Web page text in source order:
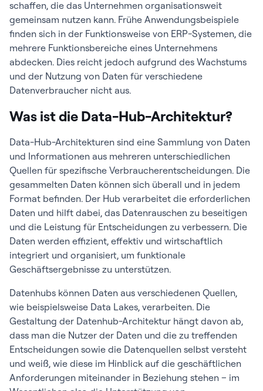
schaffen, die das Unternehmen organisationsweit
gemeinsam nutzen kann. Frühe Anwendungsbeispiele
finden sich in der Funktionsweise von ERP-Systemen, die
mehrere Funktionsbereiche eines Unternehmens
abdecken. Dies reicht jedoch aufgrund des Wachstums
und der Nutzung von Daten für verschiedene
Datenverbraucher nicht aus.
Was ist die Data-Hub-Architektur?
Data-Hub-Architekturen sind eine Sammlung von Daten
und Informationen aus mehreren unterschiedlichen
Quellen für spezifische Verbraucherentscheidungen. Die
gesammelten Daten können sich überall und in jedem
Format befinden. Der Hub verarbeitet die erforderlichen
Daten und hilft dabei, das Datenrauschen zu beseitigen
und die Leistung für Entscheidungen zu verbessern. Die
Daten werden effizient, effektiv und wirtschaftlich
integriert und organisiert, um funktionale
Geschäftsergebnisse zu unterstützen.
Datenhubs können Daten aus verschiedenen Quellen,
wie beispielsweise Data Lakes, verarbeiten. Die
Gestaltung der Datenhub-Architektur hängt davon ab,
dass man die Nutzer der Daten und die zu treffenden
Entscheidungen sowie die Datenquellen selbst versteht
und weiß, wie diese im Hinblick auf die geschäftlichen
Anforderungen miteinander in Beziehung stehen – im